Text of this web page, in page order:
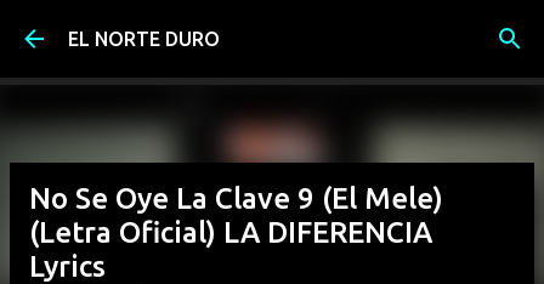
Ir al contenido principal
EL NORTE DURO
No Se Oye La Clave 9 (El Mele)
(Letra Oficial) LA DIFERENCIA
Lyrics